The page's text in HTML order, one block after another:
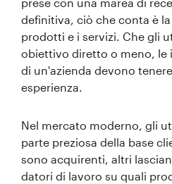
definitiva, ciò che conta è
prodotti e i servizi. Che gli
obiettivo diretto o meno, le
di un'azienda devono
esperienza.
Nel mercato moderno, gli
parte preziosa della base
sono acquirenti, altri
datori di lavoro su quali